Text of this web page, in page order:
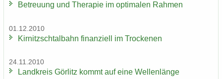
Be­treu­ung und The­ra­pie im op­ti­ma­len Rah­men
01.12.2010
Kir­nitzsch­tal­bahn fi­nan­zi­ell im Tro­cke­nen
24.11.2010
Land­kreis Gör­litz kommt auf eine Wel­len­län­ge